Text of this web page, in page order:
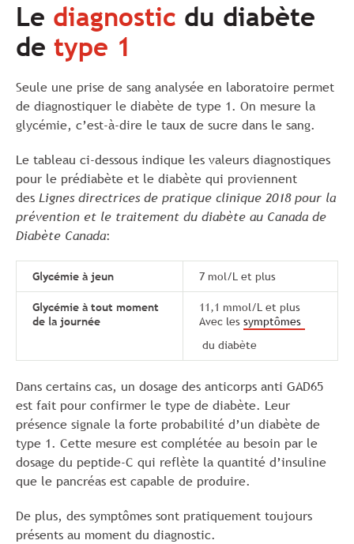
Le diagnostic du diabète
de type 1
Seule une prise de sang analysée en laboratoire permet
de diagnostiquer le diabète de type 1. On mesure la
glycémie, c’est-à-dire le taux de sucre dans le sang.
Le tableau ci-dessous indique les valeurs diagnostiques
pour le prédiabète et le diabète qui proviennent
des Lignes directrices de pratique clinique 2018 pour la
prévention et le traitement du diabète au Canada de
Diabète Canada:
Glycémie à jeun 7 mol/L et plus
Glycémie à tout moment
de la journée
11,1 mmol/L et plus
Avec les symptômes
du diabète
Dans certains cas, un dosage des anticorps anti GAD65
est fait pour confirmer le type de diabète. Leur
présence signale la forte probabilité d’un diabète de
type 1. Cette mesure est complétée au besoin par le
dosage du peptide-C qui reflète la quantité d’insuline
que le pancréas est capable de produire.
De plus, des symptômes sont pratiquement toujours
présents au moment du diagnostic.